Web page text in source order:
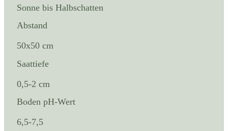
Sonne bis Halbschatten
Abstand
50x50 cm
Saattiefe
0,5-2 cm
Boden pH-Wert
6,5-7,5